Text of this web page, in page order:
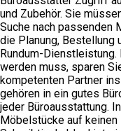
und Zubehör. Sie
Suche nach passenden
die Planung, Bestellung
Rundum-
werden muss, sparen
kompetenten Partner
gehören in ein gutes
jeder Büroausstattung.
Möbelstücke auf